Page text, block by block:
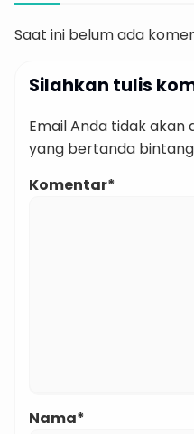
Saat ini belum ada
Silahkan tulis
Email Anda tidak akan
yang bertanda
Komentar*
Nama*